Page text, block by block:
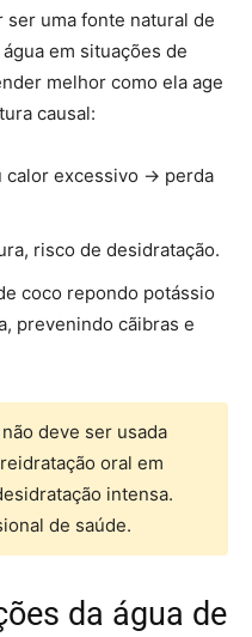
ser uma fonte natural de
em situações de
melhor como ela age
causal:
calor excessivo → perda
risco de desidratação.
coco repondo potássio
prevenindo cãibras e
deve ser usada
oral em
intensa.
de saúde.
da água de